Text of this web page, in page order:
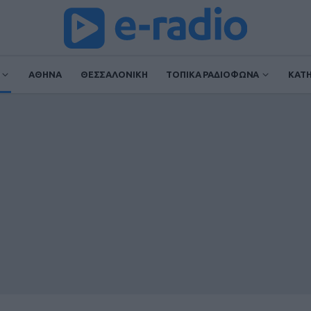
ΑΘΗΝΑ ΘΕΣΣΑΛΟΝΙΚΗ ΤΟΠΙΚΑ ΡΑΔΙΟΦΩΝΑ